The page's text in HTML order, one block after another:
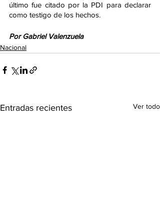
último fue citado por la PDI para declarar
como testigo de los hechos.
Por Gabriel Valenzuela
Nacional
Entradas recientes Ver todo